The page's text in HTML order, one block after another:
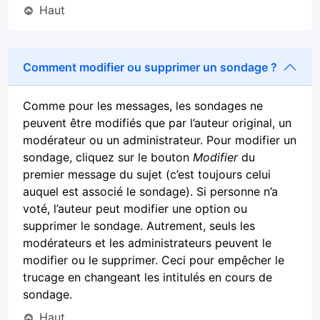
Haut
Comment modifier ou supprimer un sondage ?
Comme pour les messages, les sondages ne
peuvent être modifiés que par l’auteur original, un
modérateur ou un administrateur. Pour modifier un
sondage, cliquez sur le bouton Modifierdu
premier message du sujet (c’est toujours celui
auquel est associé le sondage). Si personne n’a
voté, l’auteur peut modifier une option ou
supprimer le sondage. Autrement, seuls les
modérateurs et les administrateurs peuvent le
modifier ou le supprimer. Ceci pour empêcher le
trucage en changeant les intitulés en cours de
sondage.